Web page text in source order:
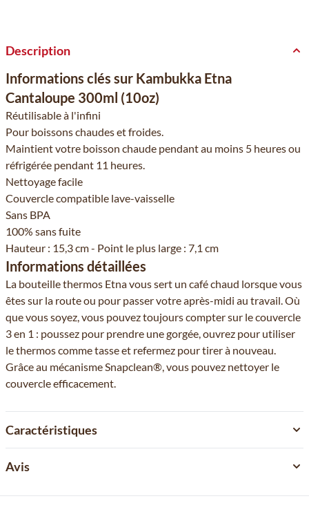
Description
Informations clés sur Kambukka Etna
Cantaloupe 300ml (10oz)
Réutilisable à l'infini
Pour boissons chaudes et froides.
Maintient votre boisson chaude pendant au moins 5 heures ou
réfrigérée pendant 11 heures.
Nettoyage facile
Couvercle compatible lave-vaisselle
Sans BPA
100% sans fuite
Hauteur : 15,3 cm - Point le plus large : 7,1 cm
Informations détaillées
La bouteille thermos Etna vous sert un café chaud lorsque vous
êtes sur la route ou pour passer votre après-midi au travail. Où
que vous soyez, vous pouvez toujours compter sur le couvercle
3 en 1 : poussez pour prendre une gorgée, ouvrez pour utiliser
le thermos comme tasse et refermez pour tirer à nouveau.
Grâce au mécanisme Snapclean®, vous pouvez nettoyer le
couvercle efficacement.
Caractéristiques
Avis